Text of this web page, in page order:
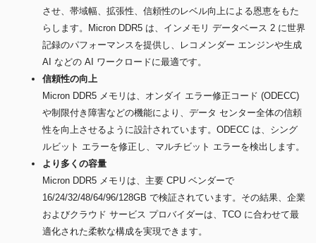
させ、帯域幅、拡張性、信頼性のレベル向上による恩恵をもた
らします。Micron DDR5 は、インメモリ データベース 2 に世界
記録のパフォーマンスを提供し、レコメンダー エンジンや生成
AI などの AI ワークロードに最適です。
信頼性の向上
Micron DDR5 メモリは、オンダイ エラー修正コード (ODECC)
や制限付き障害などの機能により、データ センター全体の信頼
性を向上させるように設計されています。ODECC は、シング
ルビット エラーを修正し、マルチビット エラーを検出します。
より多くの容量
Micron DDR5 メモリは、主要 CPU ベンダーで
16/24/32/48/64/96/128GB で検証されています。その結果、企業
およびクラウド サービス プロバイダーは、TCO に合わせて最
適化された柔軟な構成を実現できます。